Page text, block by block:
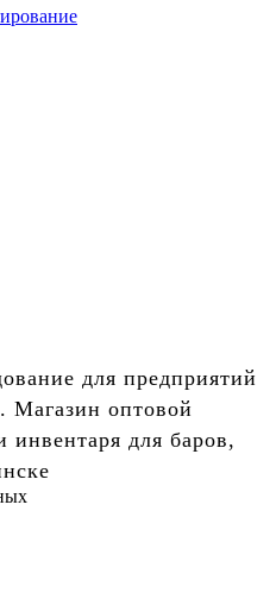
для предприятий
Магазин оптовой
инвентаря для баров,